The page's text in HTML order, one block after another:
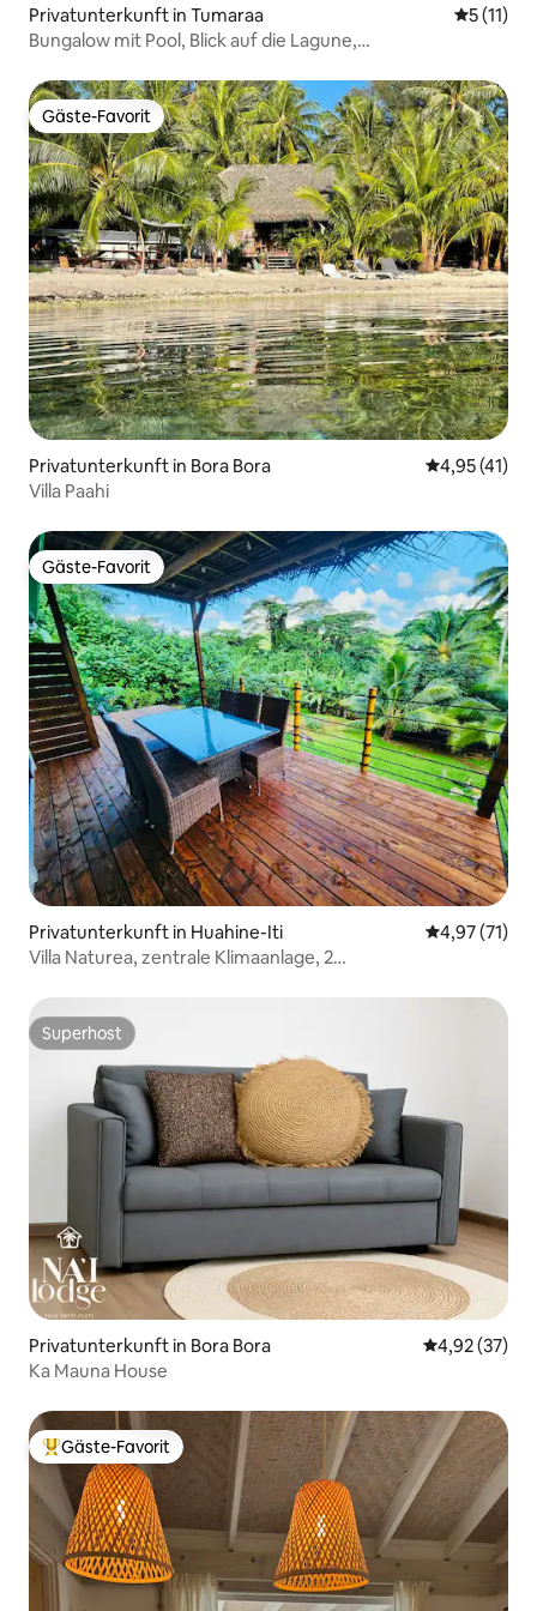
Privatunterkunft in Tumaraa
5 (11)
Bungalow mit Pool, Blick auf die Lagune,
Gäste-Favorit
Gäste-Favorit
Privatunterkunft in Bora Bora
4,95 (41)
Villa Paahi
Gäste-Favorit
Gäste-Favorit
Privatunterkunft in Huahine-Iti
4,97 (71)
Villa Naturea, zentrale Klimaanlage, 2
Superhost
Superhost
Privatunterkunft in Bora Bora
4,92 (37)
Ka Mauna House
Beliebter Gäste-Favorit.
Gäste-Favorit